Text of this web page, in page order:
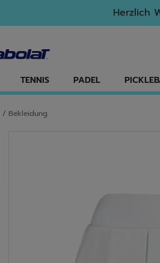
Herzlich
TENNIS PADEL
/ Bekleidung